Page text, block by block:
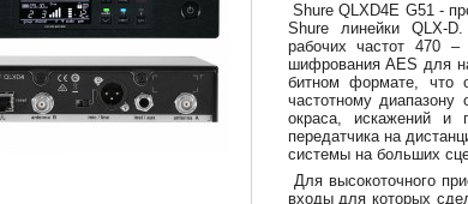
Shure QLXD4E G51 -
Shure линейки QLX-
рабочих частот 470
шифрования AES для
битном формате, что
частотному
окраса, искажений и
передатчика на
системы на больших
Для высокоточного
входы для которых